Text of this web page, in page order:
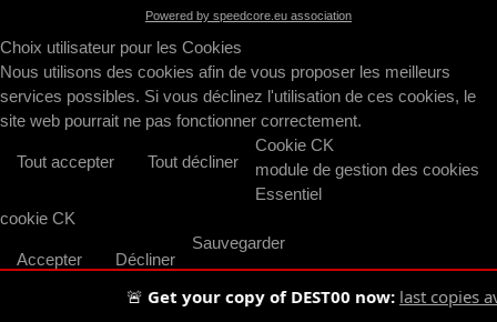
🚨Get your copy of DEST00 now: last copies
Powered by speedcore.eu association
Choix utilisateur pour les Cookies
Nous utilisons des cookies afin de vous proposer les meilleurs
services possibles. Si vous déclinez l'utilisation de ces cookies, le
site web pourrait ne pas fonctionner correctement.
Tout accepter Tout décliner
Cookie CK
module de gestion des cookies
Essentiel
cookie CK
Accepter Décliner
Sauvegarder